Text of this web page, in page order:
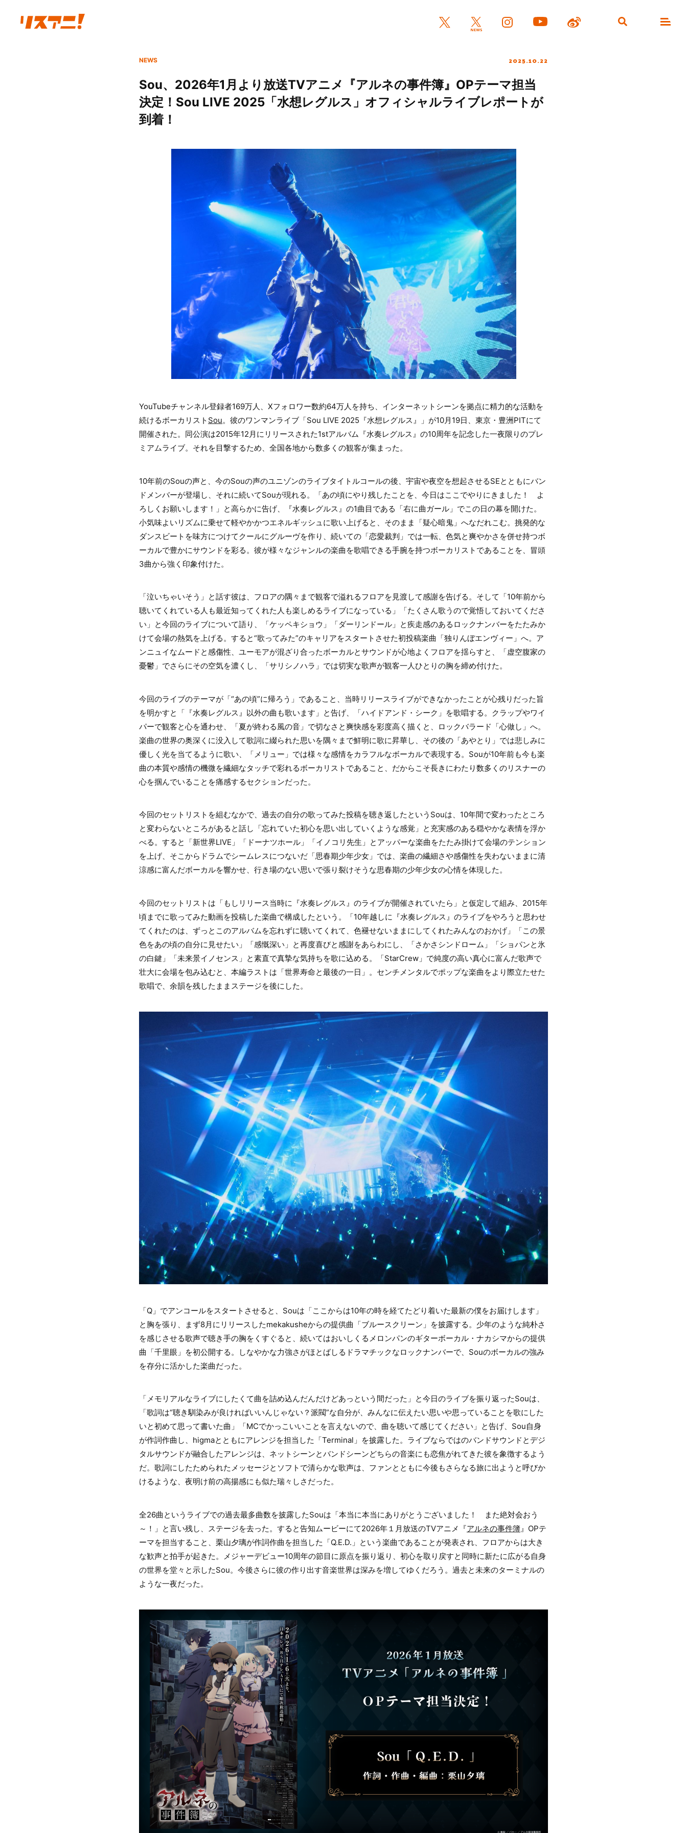
NEWS 2025.10.22
Sou、2026年1月より放送TVアニメ『アルネの事件簿』OPテーマ担当
決定！Sou LIVE 2025「水想レグルス」オフィシャルライブレポートが
到着！
YouTubeチャンネル登録者169万人、Xフォロワー数約64万人を持ち、インターネットシーンを拠点に精力的な活動を
続けるボーカリスト Sou。彼のワンマンライブ「Sou LIVE 2025『水想レグルス』」が10月19日、東京・豊洲PITにて
開催された。同公演は2015年12月にリリースされた1stアルバム『水奏レグルス』の10周年を記念した一夜限りのプレ
ミアムライブ。それを目撃するため、全国各地から数多くの観客が集まった。
10年前のSouの声と、今のSouの声のユニゾンのライブタイトルコールの後、宇宙や夜空を想起させるSEとともにバン
ドメンバーが登場し、それに続いてSouが現れる。「あの頃にやり残したことを、今日はここでやりにきました！ よ
ろしくお願いします！」と高らかに告げ、『水奏レグルス』の1曲目である「右に曲ガール」でこの日の幕を開けた。
小気味よいリズムに乗せて軽やかかつエネルギッシュに歌い上げると、そのまま「疑心暗鬼」へなだれこむ。挑発的な
ダンスビートを味方につけてクールにグルーヴを作り、続いての「恋愛裁判」では一転、色気と爽やかさを併せ持つボ
ーカルで豊かにサウンドを彩る。彼が様々なジャンルの楽曲を歌唱できる手腕を持つボーカリストであることを、冒頭
3曲から強く印象付けた。
「泣いちゃいそう」と話す彼は、フロアの隅々まで観客で溢れるフロアを見渡して感謝を告げる。そして「10年前から
聴いてくれている人も最近知ってくれた人も楽しめるライブになっている」「たくさん歌うので覚悟しておいてくださ
い」と今回のライブについて語り、「ケッペキショウ」「ダーリンドール」と疾走感のあるロックナンバーをたたみか
けて会場の熱気を上げる。すると“歌ってみた”のキャリアをスタートさせた初投稿楽曲「独りんぼエンヴィー」へ。ア
ンニュイなムードと感傷性、ユーモアが混ざり合ったボーカルとサウンドが心地よくフロアを揺らすと、「虚空腹家の
憂鬱」でさらにその空気を濃くし、「サリシノハラ」では切実な歌声が観客一人ひとりの胸を締め付けた。
今回のライブのテーマが「“あの頃”に帰ろう」であること、当時リリースライブができなかったことが心残りだった旨
を明かすと「『水奏レグルス』以外の曲も歌います」と告げ、「ハイドアンド・シーク」を歌唱する。クラップやワイ
パーで観客と心を通わせ、「夏が終わる風の音」で切なさと爽快感を彩度高く描くと、ロックバラード「心做し」へ。
楽曲の世界の奥深くに没入して歌詞に綴られた思いを隅々まで鮮明に歌に昇華し、その後の「あやとり」では悲しみに
優しく光を当てるように歌い、「メリュー」では様々な感情をカラフルなボーカルで表現する。Souが10年前も今も楽
曲の本質や感情の機微を繊細なタッチで彩れるボーカリストであること、だからこそ長きにわたり数多くのリスナーの
心を掴んでいることを痛感するセクションだった。
今回のセットリストを組むなかで、過去の自分の歌ってみた投稿を聴き返したというSouは、10年間で変わったところ
と変わらないところがあると話し「忘れていた初心を思い出していくような感覚」と充実感のある穏やかな表情を浮か
べる。すると「新世界LIVE」「ドーナツホール」「イノコリ先生」とアッパーな楽曲をたたみ掛けて会場のテンション
を上げ、そこからドラムでシームレスにつないだ「思春期少年少女」では、楽曲の繊細さや感傷性を失わないままに清
涼感に富んだボーカルを響かせ、行き場のない思いで張り裂けそうな思春期の少年少女の心情を体現した。
今回のセットリストは「もしリリース当時に『水奏レグルス』のライブが開催されていたら」と仮定して組み、2015年
頃までに歌ってみた動画を投稿した楽曲で構成したという。「10年越しに『水奏レグルス』のライブをやろうと思わせ
てくれたのは、ずっとこのアルバムを忘れずに聴いてくれて、色褪せないままにしてくれたみんなのおかげ」「この景
色をあの頃の自分に見せたい」「感慨深い」と再度喜びと感謝をあらわにし、「さかさシンドローム」「ショパンと氷
の白鍵」「未来景イノセンス」と素直で真摯な気持ちを歌に込める。「StarCrew」で純度の高い真心に富んだ歌声で
壮大に会場を包み込むと、本編ラストは「世界寿命と最後の一日」。センチメンタルでポップな楽曲をより際立たせた
歌唱で、余韻を残したままステージを後にした。
「Q」でアンコールをスタートさせると、Souは「ここからは10年の時を経てたどり着いた最新の僕をお届けします」
と胸を張り、まず8月にリリースしたmekakusheからの提供曲「ブルースクリーン」を披露する。少年のような純朴さ
を感じさせる歌声で聴き手の胸をくすぐると、続いてはおいしくるメロンパンのギターボーカル・ナカシマからの提供
曲「千里眼」を初公開する。しなやかな力強さがほとばしるドラマチックなロックナンバーで、Souのボーカルの強み
を存分に活かした楽曲だった。
「メモリアルなライブにしたくて曲を詰め込んだんだけどあっという間だった」と今日のライブを振り返ったSouは、
「歌詞は“聴き馴染みが良ければいいんじゃない？派閥”な自分が、みんなに伝えたい思いや思っていることを歌にした
いと初めて思って書いた曲」「MCでかっこいいことを言えないので、曲を聴いて感じてください」と告げ、Sou自身
が作詞作曲し、higmaとともにアレンジを担当した「Terminal」を披露した。ライブならではのバンドサウンドとデジ
タルサウンドが融合したアレンジは、ネットシーンとバンドシーンどちらの音楽にも恋焦がれてきた彼を象徴するよう
だ。歌詞にしたためられたメッセージとソフトで清らかな歌声は、ファンとともに今後もさらなる旅に出ようと呼びか
けるような、夜明け前の高揚感にも似た瑞々しさだった。
全26曲というライブでの過去最多曲数を披露したSouは「本当に本当にありがとうございました！ また絶対会おう
～！」と言い残し、ステージを去った。すると告知ムービーにて2026年１月放送のTVアニメ『アルネの事件簿』OPテ
ーマを担当すること、栗山夕璃が作詞作曲を担当した「Q.E.D.」という楽曲であることが発表され、フロアからは大き
な歓声と拍手が起きた。メジャーデビュー10周年の節目に原点を振り返り、初心を取り戻すと同時に新たに広がる自身
の世界を堂々と示したSou。今後さらに彼の作り出す音楽世界は深みを増してゆくだろう。過去と未来のターミナルの
ような一夜だった。